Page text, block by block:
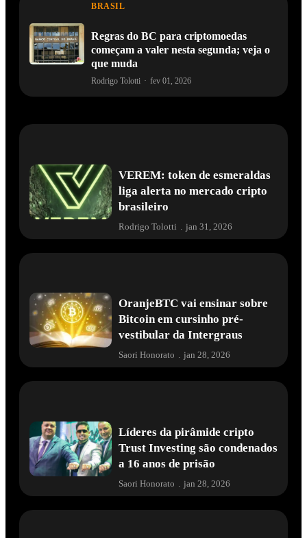
BRASIL
Regras do BC para criptomoedas
começam a valer nesta segunda; veja o
que muda
Rodrigo Tolotti · fev 01, 2026
VEREM: token de esmeraldas
liga alerta no mercado cripto
brasileiro
Rodrigo Tolotti jan 31, 2026
OranjeBTC vai ensinar sobre
Bitcoin em cursinho pré-
vestibular da Intergraus
Saori Honorato . jan 28, 2026
Líderes da pirâmide cripto
Trust Investing são condenados
a 16 anos de prisão
Saori Honorato jan 28, 2026